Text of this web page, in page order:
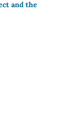
and the